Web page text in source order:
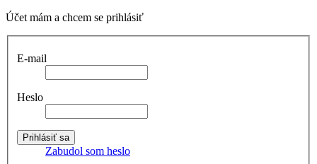
Účet mám a chcem se prihlásiť
E-mail
Heslo
Zabudol som heslo